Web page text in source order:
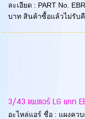
ละเอียด : PART No.
บาท สินค้าซื้อแล้วไม่รับคื
3/43 แผงแอร์ LG พาท
อะไหล่แอร์ ชื่อ : แผงคว